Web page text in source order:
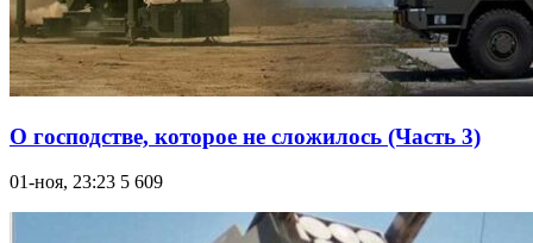
О господстве, которое не сложилось (Часть 3)
01-ноя, 23:23 5 609